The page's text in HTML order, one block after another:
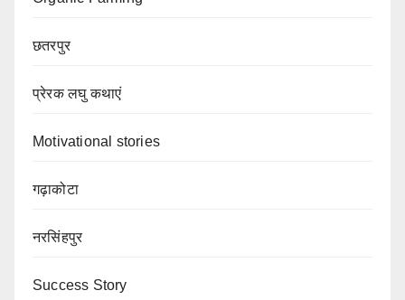
छतरपुर
प्रेरक लघु कथाएं
Motivational stories
गढ़ाकोटा
नरसिंहपुर
Success Story